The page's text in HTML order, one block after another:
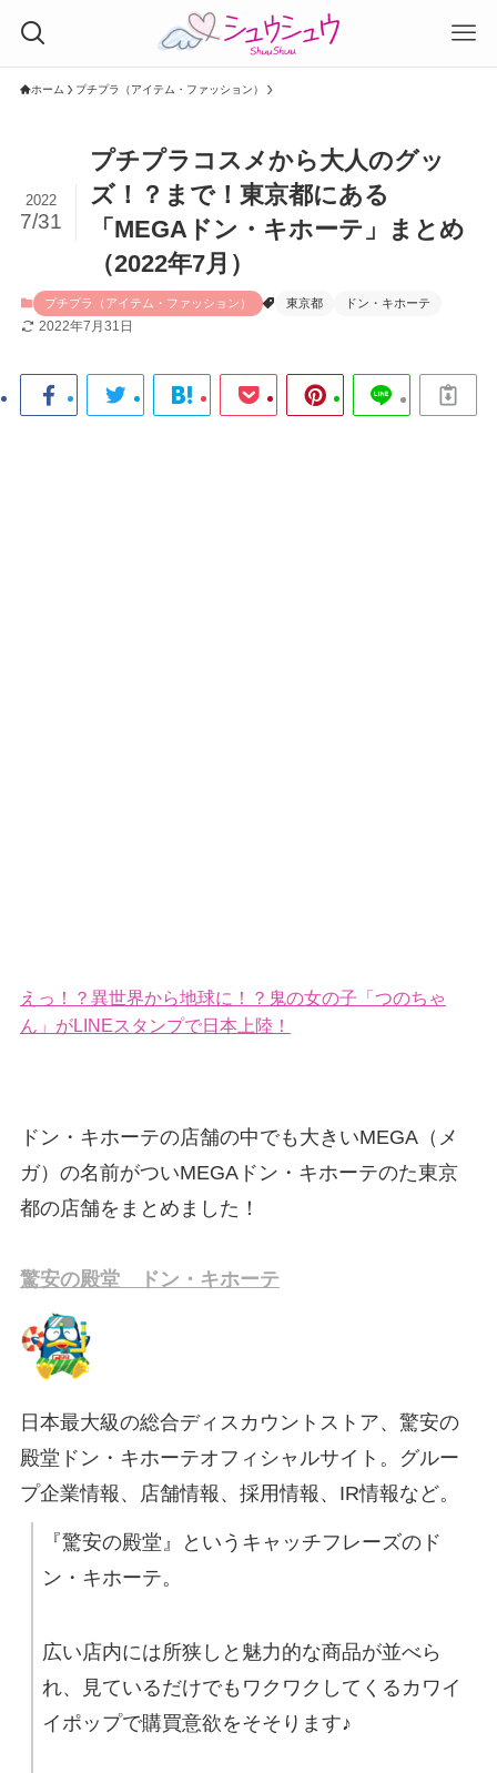
ホーム プチプラ（アイテム・ファッション）
プチプラコスメから大人のグッ
ズ！？まで！東京都にある
「MEGAドン・キホーテ」まとめ
（2022年7月）
2022
7/31
プチプラ（アイテム・ファッション） 東京都 ドン・キホーテ
2022年7月31日
えっ！？異世界から地球に！？鬼の女の子「つのちゃ
ん」がLINEスタンプで日本上陸！
ドン・キホーテの店舗の中でも大きいMEGA（メ
ガ）の名前がついMEGAドン・キホーテのた東京
都の店舗をまとめました！
驚安の殿堂 ドン・キホーテ
日本最大級の総合ディスカウントストア、驚安の
殿堂ドン・キホーテオフィシャルサイト。グルー
プ企業情報、店舗情報、採用情報、IR情報など。
『驚安の殿堂』というキャッチフレーズのド
ン・キホーテ。
広い店内には所狭しと魅力的な商品が並べら
れ、見ているだけでもワクワクしてくるカワイ
イポップで購買意欲をそそります♪